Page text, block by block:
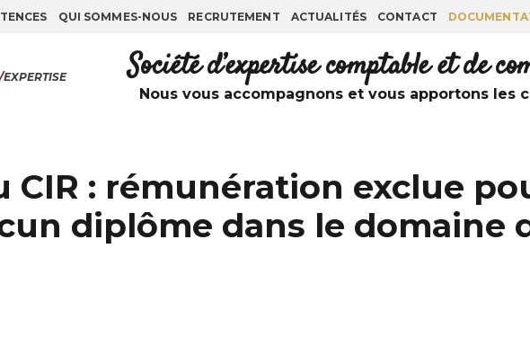
QUI SOMMES-NOUS RECRUTEMENT ACTUALITÉS CONTACT
/EXPERTISE Société d’expertise comptable et de
Nous vous accompagnons et vous apportons les
CIR : rémunération exclue
diplôme dans le domaine